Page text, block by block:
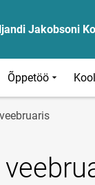
Jakobsoni
Õppetöö